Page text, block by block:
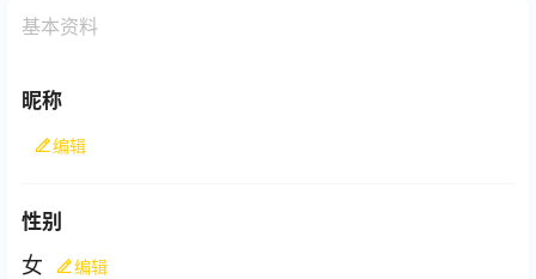
基本资料
昵称
编辑
性别
女 编辑